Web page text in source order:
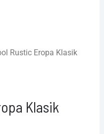
Rustic Eropa Klasik
Klasik